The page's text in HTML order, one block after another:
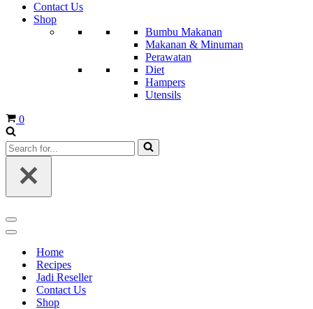
Contact Us
Shop
Bumbu Makanan
Makanan & Minuman
Perawatan
Diet
Hampers
Utensils
Cart
0
Search
for...
Navigation
Menu
Navigation
Home
Recipes
Jadi Reseller
Contact Us
Shop